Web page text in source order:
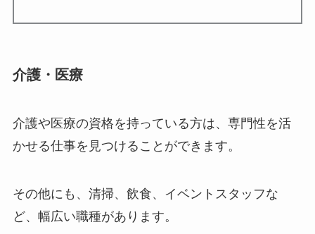
介護・医療
介護や医療の資格を持っている方は、専門性を活
かせる仕事を見つけることができます。
その他にも、清掃、飲食、イベントスタッフな
ど、幅広い職種があります。